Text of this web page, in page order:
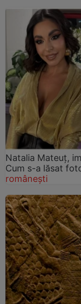
Natalia Mateuț,
Cum s-a lăsat
românești